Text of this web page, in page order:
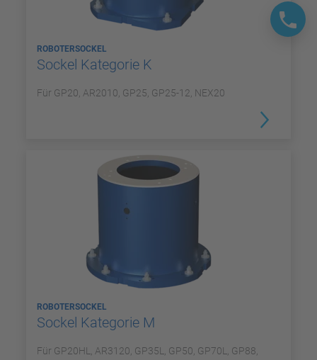
ROBOTERSOCKEL
Sockel Kategorie K
Für GP20, AR2010, GP25, GP25-12, NEX20
ROBOTERSOCKEL
Sockel Kategorie M
Für GP20HL, AR3120, GP35L, GP50, GP70L, GP88,